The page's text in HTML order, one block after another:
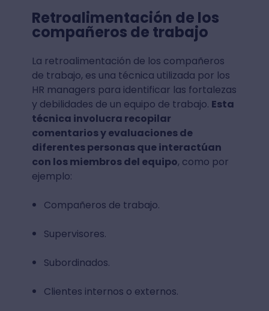
Retroalimentación de los
compañeros de trabajo
La retroalimentación de los compañeros
de trabajo, es una técnica utilizada por los
HR managers para identificar las fortalezas
y debilidades de un equipo de trabajo. Esta
técnica involucra recopilar
comentarios y evaluaciones de
diferentes personas que interactúan
con los miembros del equipo, como por
ejemplo:
Compañeros de trabajo.
Supervisores.
Subordinados.
Clientes internos o externos.